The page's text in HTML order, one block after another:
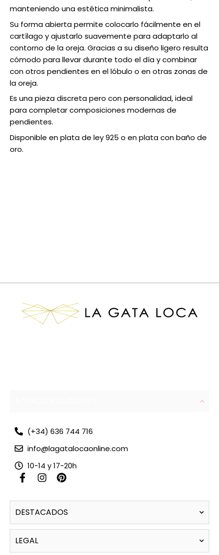
manteniendo una estética minimalista.
Su forma abierta permite colocarlo fácilmente en el
cartílago y ajustarlo suavemente para adaptarlo al
contorno de la oreja. Gracias a su diseño ligero resulta
cómodo para llevar durante todo el día y combinar
con otros pendientes en el lóbulo o en otras zonas de
la oreja.
Es una pieza discreta pero con personalidad, ideal
para completar composiciones modernas de
pendientes.
Disponible en plata de ley 925 o en plata con baño de
oro.
(+34) 636 744 716
info@lagatalocaonline.com
10-14 y 17-20h
F
a
e
b
o
o
k
I
n
t
a
g
r
P
i
t
e
r
e
DESTACADOS
LEGAL